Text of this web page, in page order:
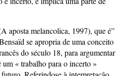
aposta melancolica, 1997), que é”
se apropria de uma conceito
do século 18, para argumentar
um « trabalho para o incerto »